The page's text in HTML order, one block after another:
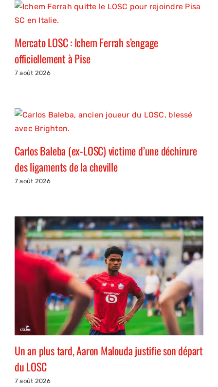
Mercato LOSC : Ichem Ferrah s’engage
officiellement à Pise
7 août 2026
Carlos Baleba (ex-LOSC) victime d’une déchirure
des ligaments de la cheville
7 août 2026
Un an plus tard, Aaron Malouda justifie son départ
du LOSC
7 août 2026